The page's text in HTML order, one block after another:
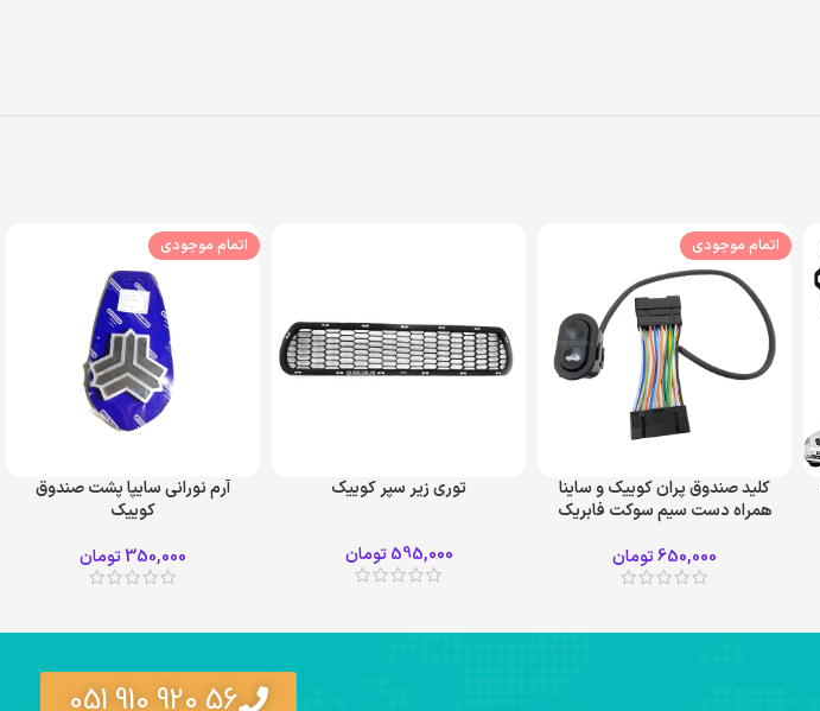
اتمام موجودی
کلید صندوق پران کوییک و ساینا
همراه دست سیم سوکت فابریک
650,000تومان
توری زیر سپر کوییک
595,000 تومان
اتمام موجودی
آرم نورانی سایپا پشت صندوق
کوییک
350,000تومان
56 920 910 051